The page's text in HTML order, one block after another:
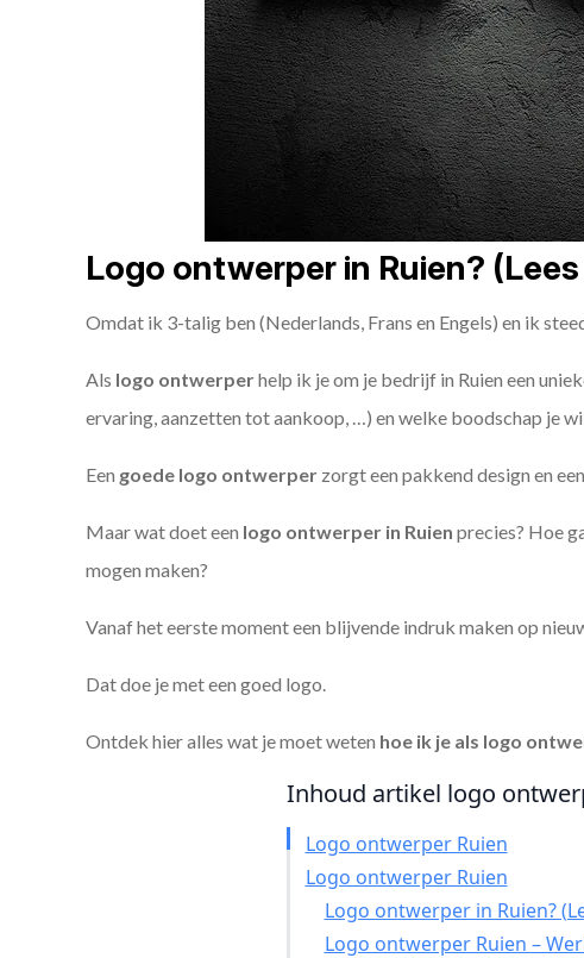
Logo ontwerper in Ruien?
Omdat ik 3-talig ben (Nederlands, Frans en Engels) en ik
Als logo ontwerperhelp ik je om je bedrijf in Ruien een
ervaring, aanzetten tot aankoop, …) en welke boodschap je
Een goede logo ontwerper zorgt een pakkend design en
Maar wat doet een logo ontwerper in Ruien precies? Hoe
mogen maken?
Vanaf het eerste moment een blijvende indruk maken op
Dat doe je met een goed logo.
Ontdek hier alles wat je moet weten hoe ik je als logo
Inhoud artikel logo
Logo ontwerper Ruien
Logo ontwerper Ruien
Logo ontwerper in Ruien?
Logo ontwerper Ruien –